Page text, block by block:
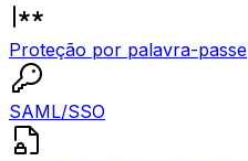
Proteção por palavra-passe
SAML/SSO